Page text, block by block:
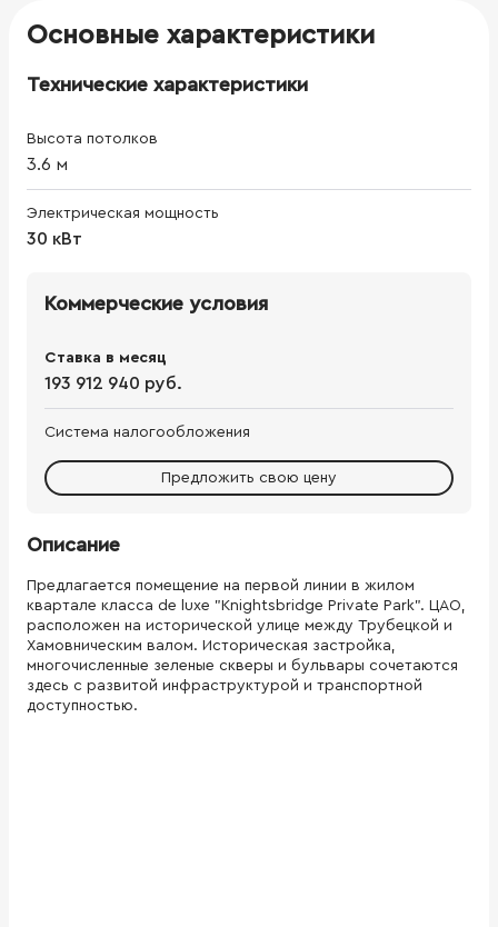
Основные характеристики
Технические характеристики
Высота потолков
3.6 м
Электрическая мощность
30 кВт
Коммерческие условия
Ставка в месяц
193 912 940 руб.
Система налогообложения
Предложить свою цену
Описание
Предлагается помещение на первой линии в жилом
квартале класса de luxe "Knightsbridge Private Park". ЦАО,
расположен на исторической улице между Трубецкой и
Хамовническим валом. Историческая застройка,
многочисленные зеленые скверы и бульвары сочетаются
здесь с развитой инфраструктурой и транспортной
доступностью.